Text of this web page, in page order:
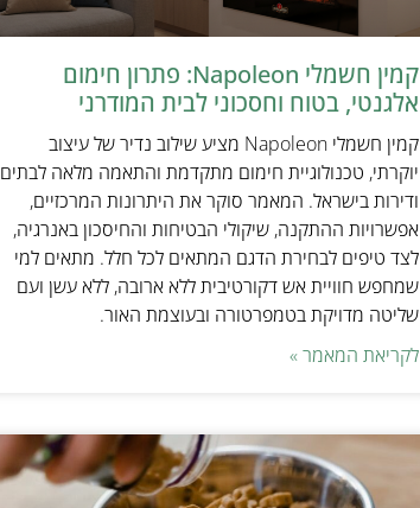
קמין חשמלי Napoleon: פתרון חימום
אלגנטי, בטוח וחסכוני לבית המודרני
קמין חשמלי Napoleon מציע שילוב נדיר של עיצוב
יוקרתי, טכנולוגיית חימום מתקדמת והתאמה מלאה לבתים
ודירות בישראל. המאמר סוקר את היתרונות המרכזיים,
אפשרויות ההתקנה, שיקולי הבטיחות והחיסכון באנרגיה,
לצד טיפים לבחירת הדגם המתאים לכל חלל. מתאים למי
שמחפש חוויית אש דקורטיבית ללא ארובה, ללא עשן ועם
שליטה מדויקת בטמפרטורה ובעוצמת האור.
לקריאת המאמר »